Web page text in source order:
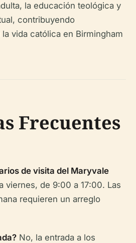
la educación teológica y
contribuyendo
vida católica en Birmingham
Frecuentes
de visita del Maryvale
viernes, de 9:00 a 17:00. Las
requieren un arreglo
No, la entrada a los